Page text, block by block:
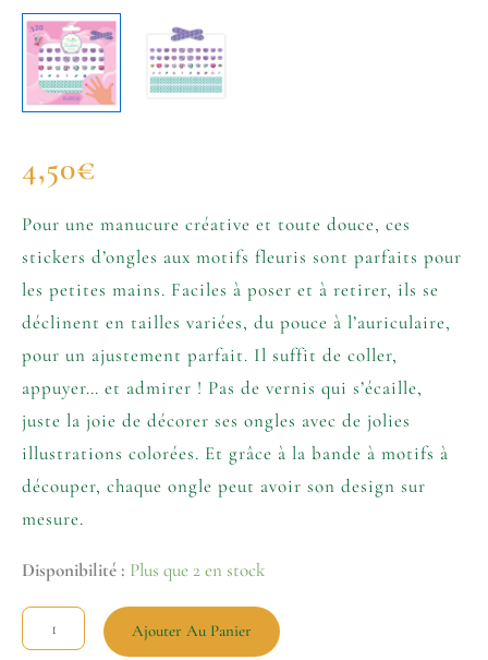
4,50€
Pour une manucure créative et toute douce, ces
stickers d’ongles aux motifs fleuris sont parfaits pour
les petites mains. Faciles à poser et à retirer, ils se
déclinent en tailles variées, du pouce à l’auriculaire,
pour un ajustement parfait. Il suffit de coller,
appuyer… et admirer ! Pas de vernis qui s’écaille,
juste la joie de décorer ses ongles avec de jolies
illustrations colorées. Et grâce à la bande à motifs à
découper, chaque ongle peut avoir son design sur
mesure.
Disponibilité : Plus que 2 en stock
Ajouter Au Panier